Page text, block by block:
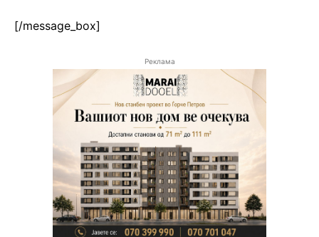
[/message_box]
Реклама